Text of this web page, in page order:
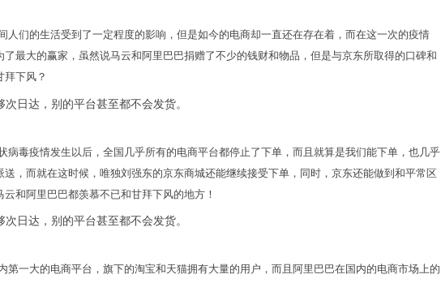
人们的生活受到了一定程度的影响，但是如今的电商却一直还在存在着，而在这一次的疫情
了最大的赢家，虽然说马云和阿里巴巴捐赠了不少的钱财和物品，但是与京东所取得的口碑和
拜下风？
病毒疫情发生以后，全国几乎所有的电商平台都停止了下单，而且就算是我们能下单，也几乎
，而就在这时候，唯独刘强东的京东商城还能继续接受下单，同时，京东还能做到和平常区
和阿里巴巴都羡慕不已和甘拜下风的地方！
第一大的电商平台，旗下的淘宝和天猫拥有大量的用户，而且阿里巴巴在国内的电商市场上的